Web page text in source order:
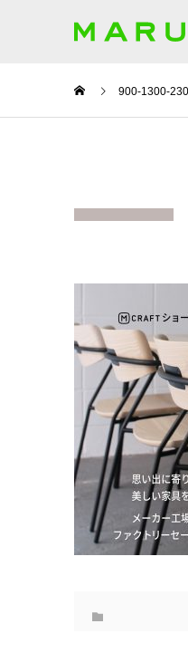
900-1300-